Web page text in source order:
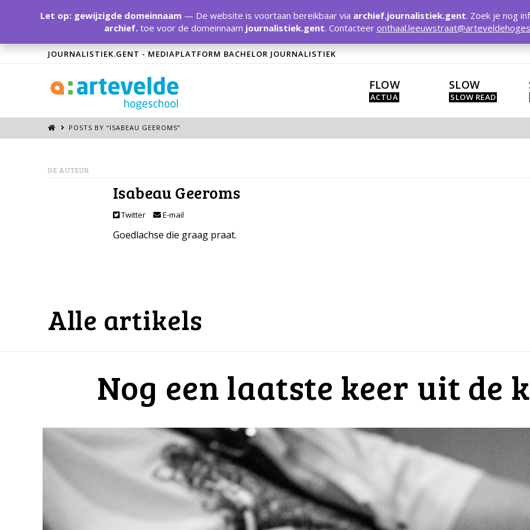
JOURNALISTIEK.GENT - MEDIAPLATFORM BACHELOR JOURNALISTIEK
FLOW SLOW
POSTS BY “ISABEAU GEEROMS”
DE AUTEUR
Isabeau Geeroms
Twitter E-mail
Goedlachse die graag praat.
Alle artikels
Nog een laatste keer uit de
Let op: gewijzigde domeinnaam— De website is voortaan bereikbaar via archief.journalistiek.gent. Zoek je nog
archief.toe voor de domeinnaam journalistiek.gent. Contacteer